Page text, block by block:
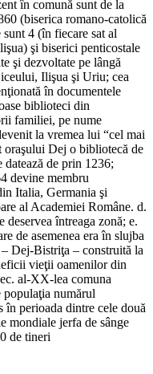
în comună sunt de la
(biserica romano-catolică
4 (în fiecare sat al
şi biserici penticostale
şi dezvoltate pe lângă
Ilişua şi Uriu; cea
în documentele
biblioteci din
familiei, pe nume
la vremea lui “cel mai
oraşului Dej o bibliotecă de
de prin 1236;
devine membru
Italia, Germania şi
al Academiei Române. d.
întreaga zonă; e.
de asemenea era în slujba
Dej-Bistriţa – construită la
vieţii oamenilor din
al-XX-lea comuna
populaţia numărul
în perioada dintre cele două
mondiale jerfa de sânge
de tineri